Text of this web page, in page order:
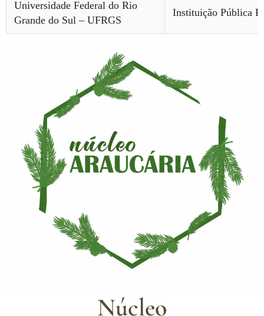
Universidade Federal do Rio
Grande do Sul – UFRGS
Instituição Pública
Núcleo